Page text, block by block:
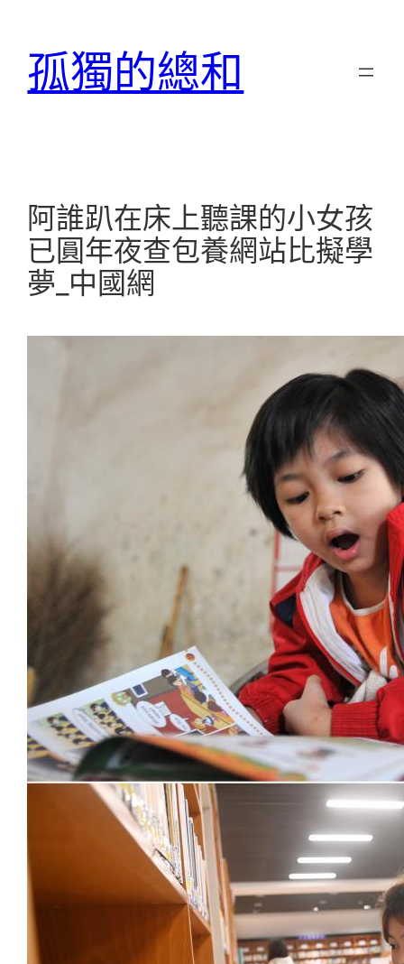
孤獨的總和
阿誰趴在床上聽課的小女孩
已圓年夜查包養網站比擬學
夢_中國網